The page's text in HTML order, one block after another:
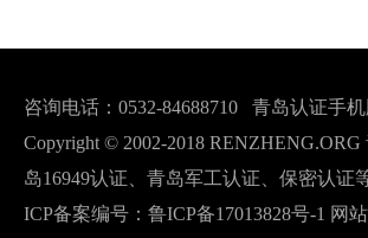
咨询电话：0532-84688710 青岛认证手机
Copyright © 2002-2018
岛16949认证、青岛军工认证、保密认证
ICP备案编号： 鲁ICP备17013828号-1 网